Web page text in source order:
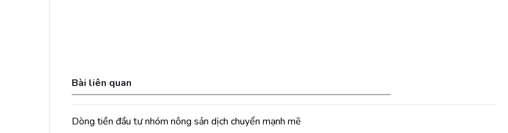
Bài liên quan
Dòng tiền đầu tư nhóm nông sản dịch chuyển mạnh mẽ